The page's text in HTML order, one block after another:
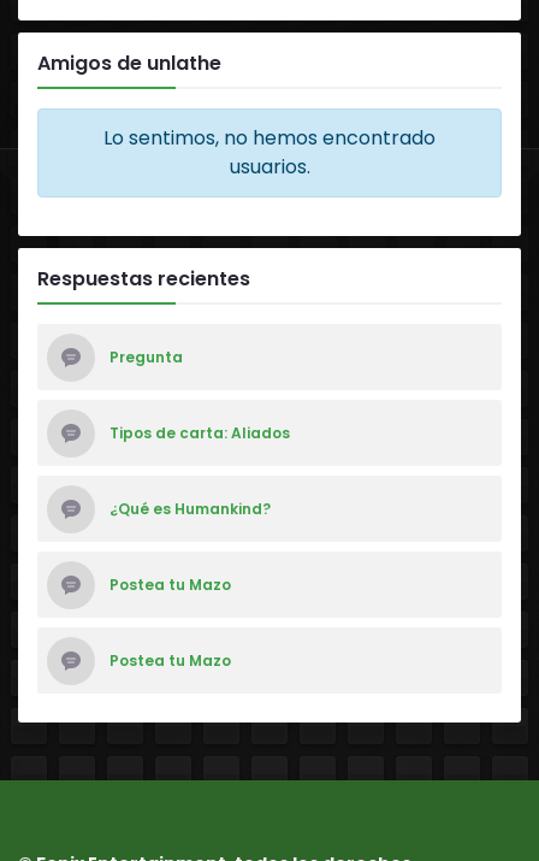
Amigos de unlathe
Lo sentimos, no hemos encontrado
usuarios.
Respuestas recientes
Pregunta
Tipos de carta: Aliados
¿Qué es Humankind?
Postea tu Mazo
Postea tu Mazo